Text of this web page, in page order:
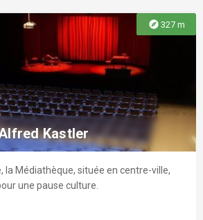
Club
niché au cœur des vignes de Saint-Cyr-
la mer Méditerranée et les îles, vous
18+9 trous et une académie de golf
explore 4.8 km
explore 327 m
Kastler
la Médiathèque, située en centre-ville,
une pause culture.